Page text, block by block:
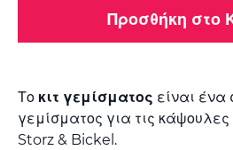
Προσθήκη στο
Το κιτ γεμίσματος είναι ένα
γεμίσματος για τις κάψουλες
Storz & Bickel.